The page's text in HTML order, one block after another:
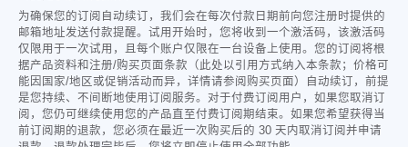
为确保您的订阅自动续订，我们会在每次付款日期前向您注册时提供的
邮箱地址发送付款提醒。试用开始时，您将收到一个激活码，该激活码
仅限用于一次试用，且每个账户仅限在一台设备上使用。您的订阅将根
据产品资料和注册/购买页面条款（此处以引用方式纳入本条款；价格可
能因国家/地区或促销活动而异，详情请参阅购买页面）自动续订，前提
是您持续、不间断地使用订阅服务。对于付费订阅用户，如果您取消订
阅，您仍可继续使用您的产品直至付费订阅期结束。如果您希望获得当
前订阅期的退款，您必须在最近一次购买后的 30 天内取消订阅并申请